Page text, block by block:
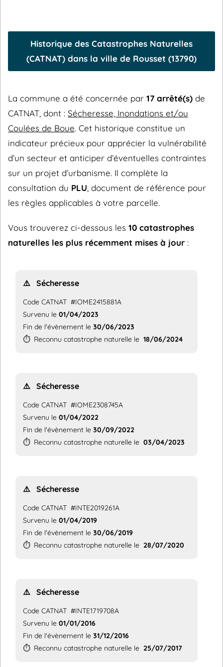
Historique des Catastrophes Naturelles
(CATNAT) dans la ville de Rousset (13790)
La commune a été concernée par 17 arrêté(s) de
CATNAT, dont : Sécheresse, Inondations et/ou
Coulées de Boue. Cet historique constitue un
indicateur précieux pour apprécier la vulnérabilité
d’un secteur et anticiper d’éventuelles contraintes
sur un projet d’urbanisme. Il complète la
consultation du PLU , document de référence pour
les règles applicables à votre parcelle.
Vous trouverez ci-dessous les 10 catastrophes
naturelles les plus récemment mises à jour :
⚠️ Sécheresse
Code CATNAT #IOME2415881A
Survenu le 01/04/2023
Fin de l'évènement le 30/06/2023
⏱️ Reconnu catastrophe naturelle le 18/06/2024
⚠️ Sécheresse
Code CATNAT #IOME2308745A
Survenu le 01/04/2022
Fin de l'évènement le 30/09/2022
⏱️ Reconnu catastrophe naturelle le 03/04/2023
⚠️ Sécheresse
Code CATNAT #INTE2019261A
Survenu le 01/04/2019
Fin de l'évènement le 30/06/2019
⏱️ Reconnu catastrophe naturelle le 28/07/2020
⚠️ Sécheresse
Code CATNAT #INTE1719708A
Survenu le 01/01/2016
Fin de l'évènement le 31/12/2016
⏱️ Reconnu catastrophe naturelle le 25/07/2017